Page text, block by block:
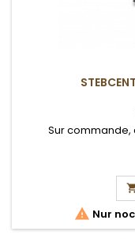
Sur commande,
 Nur